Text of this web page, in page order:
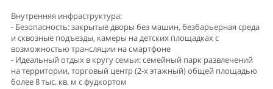
Внутренняя инфраструктура:
- Безопасность: закрытые дворы без машин, безбарьерная среда
и сквозные подъезды, камеры на детских площадках с
возможностью трансляции на смартфоне
- Идеальный отдых в кругу семьи: семейный парк развлечений
на территории, торговый центр (2-х этажный) общей площадью
более 8 тыс. кв. м с фудкортом